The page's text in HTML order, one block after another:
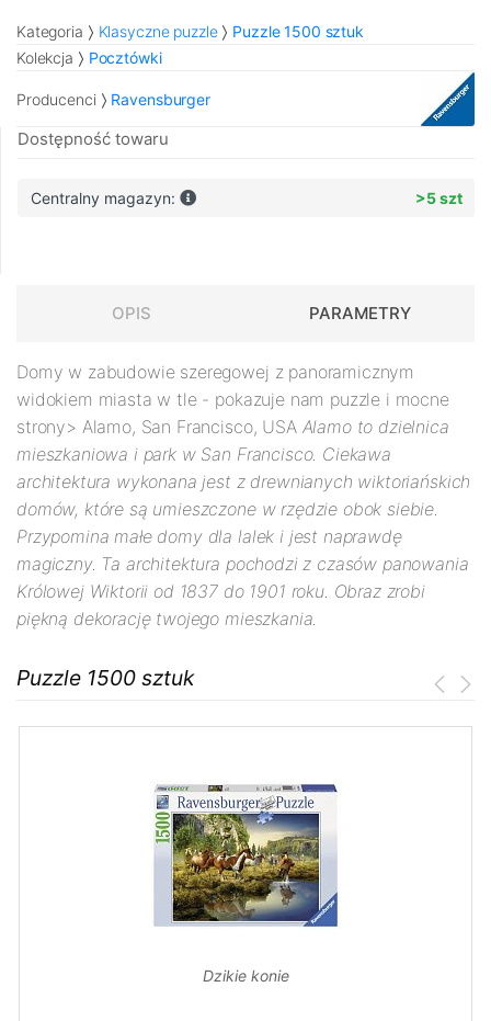
Kategoria Klasyczne puzzle
Puzzle 1500 sztuk
Kolekcja
Pocztówki
Producenci Ravensburger
Dostępność towaru
Centralny magazyn: >5 szt
OPIS PARAMETRY
Domy w zabudowie szeregowej z panoramicznym
widokiem miasta w tle - pokazuje nam puzzle i mocne
strony> Alamo, San Francisco, USA Alamo to dzielnica
mieszkaniowa i park w San Francisco. Ciekawa
architektura wykonana jest z drewnianych wiktoriańskich
domów, które są umieszczone w rzędzie obok siebie.
Przypomina małe domy dla lalek i jest naprawdę
magiczny. Ta architektura pochodzi z czasów panowania
Królowej Wiktorii od 1837 do 1901 roku. Obraz zrobi
piękną dekorację twojego mieszkania.
Puzzle 1500 sztuk
Dzikie konie